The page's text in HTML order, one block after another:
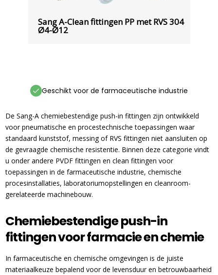
Sang A-Clean fittingen PP met RVS 304
Ø4-Ø12
Geschikt voor de farmaceutische industrie
De Sang-A chemiebestendige push-in fittingen zijn ontwikkeld
voor pneumatische en procestechnische toepassingen waar
standaard kunststof, messing of RVS fittingen niet aansluiten op
de gevraagde chemische resistentie. Binnen deze categorie vindt
u onder andere PVDF fittingen en clean fittingen voor
toepassingen in de farmaceutische industrie, chemische
procesinstallaties, laboratoriumopstellingen en cleanroom-
gerelateerde machinebouw.
Chemiebestendige push-in
fittingen voor farmacie en chemie
In farmaceutische en chemische omgevingen is de juiste
materiaalkeuze bepalend voor de levensduur en betrouwbaarheid